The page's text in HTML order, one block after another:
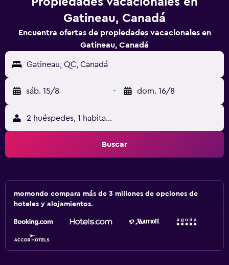
Gatineau, Canadá
Encuentra ofertas de propiedades vacacionales en
Gatineau, Canadá
Gatineau, QC, Canadá
sáb. 15/8 - dom. 16/8
2 huéspedes, 1 habitación
Buscar
momondo compara más de 3 millones de opciones de
hoteles y alojamientos.